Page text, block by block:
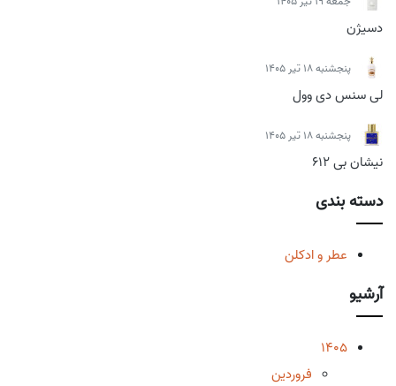
دسیژن
پنجشنبه 18 تیر 1405
لی سنس دی وول
پنجشنبه 18 تیر 1405
نیشان بی 612
دسته بندی
عطر و ادکلن
آرشیو
1405
فروردین